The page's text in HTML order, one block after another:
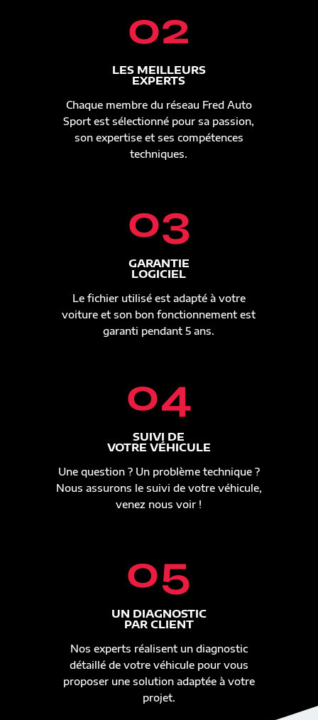
02
LES MEILLEURS
EXPERTS
Chaque membre du réseau Fred Auto
Sport est sélectionné pour sa passion,
son expertise et ses compétences
techniques.
03
GARANTIE
LOGICIEL
Le fichier utilisé est adapté à votre
voiture et son bon fonctionnement est
garanti pendant 5 ans.
04
SUIVI DE
VOTRE VÉHICULE
Une question ? Un problème technique ?
Nous assurons le suivi de votre véhicule,
venez nous voir !
05
UN DIAGNOSTIC
PAR CLIENT
Nos experts réalisent un diagnostic
détaillé de votre véhicule pour vous
proposer une solution adaptée à votre
projet.